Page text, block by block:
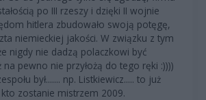
po III rzeszy i dzięki II wojnie
hitlera zbudowało swoją potęgę,
niemieckiej jakości. W związku z tym
nigdy nie dadzą polaczkowi być
pewno nie przyłożą do tego ręki :))))
był....... np. Listkiewicz..... to już
zostanie mistrzem 2009.